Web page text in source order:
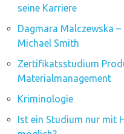
seine Karriere
Dagmara Malczewska –
Michael Smith
Zertifikatsstudium
Materialmanagement
Kriminologie
Ist ein Studium nur mit